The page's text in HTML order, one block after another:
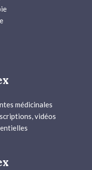
médicinales
vidéos